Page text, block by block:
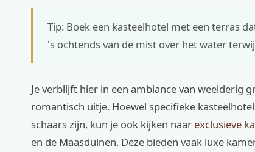
Tip: Boek een kasteelhotel met een terras
's ochtends van de mist over het water
Je verblijft hier in een ambiance van weelderig
romantisch uitje. Hoewel specifieke
schaars zijn, kun je ook kijken naar exclusieve
en de Maasduinen. Deze bieden vaak luxe